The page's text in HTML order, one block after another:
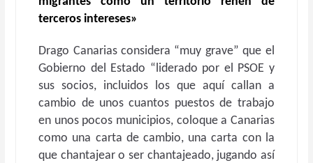
terceros intereses»
Drago Canarias considera “muy grave” que el
Gobierno del Estado “liderado por el PSOE y
sus socios, incluidos los que aquí callan a
cambio de unos cuantos puestos de trabajo
en unos pocos municipios, coloque a Canarias
como una carta de cambio, una carta con la
que chantajear o ser chantajeado, jugando así